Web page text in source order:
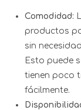
Comodidad:
productos
sin
Esto puede
tienen poco
fácilmente.